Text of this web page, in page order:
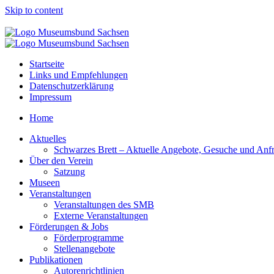
Skip to content
Startseite
Links und Empfehlungen
Datenschutzerklärung
Impressum
Home
Aktuelles
Schwarzes Brett – Aktuelle Angebote, Gesuche und
Über den Verein
Satzung
Museen
Veranstaltungen
Veranstaltungen des SMB
Externe Veranstaltungen
Förderungen & Jobs
Förderprogramme
Stellenangebote
Publikationen
Autorenrichtlinien